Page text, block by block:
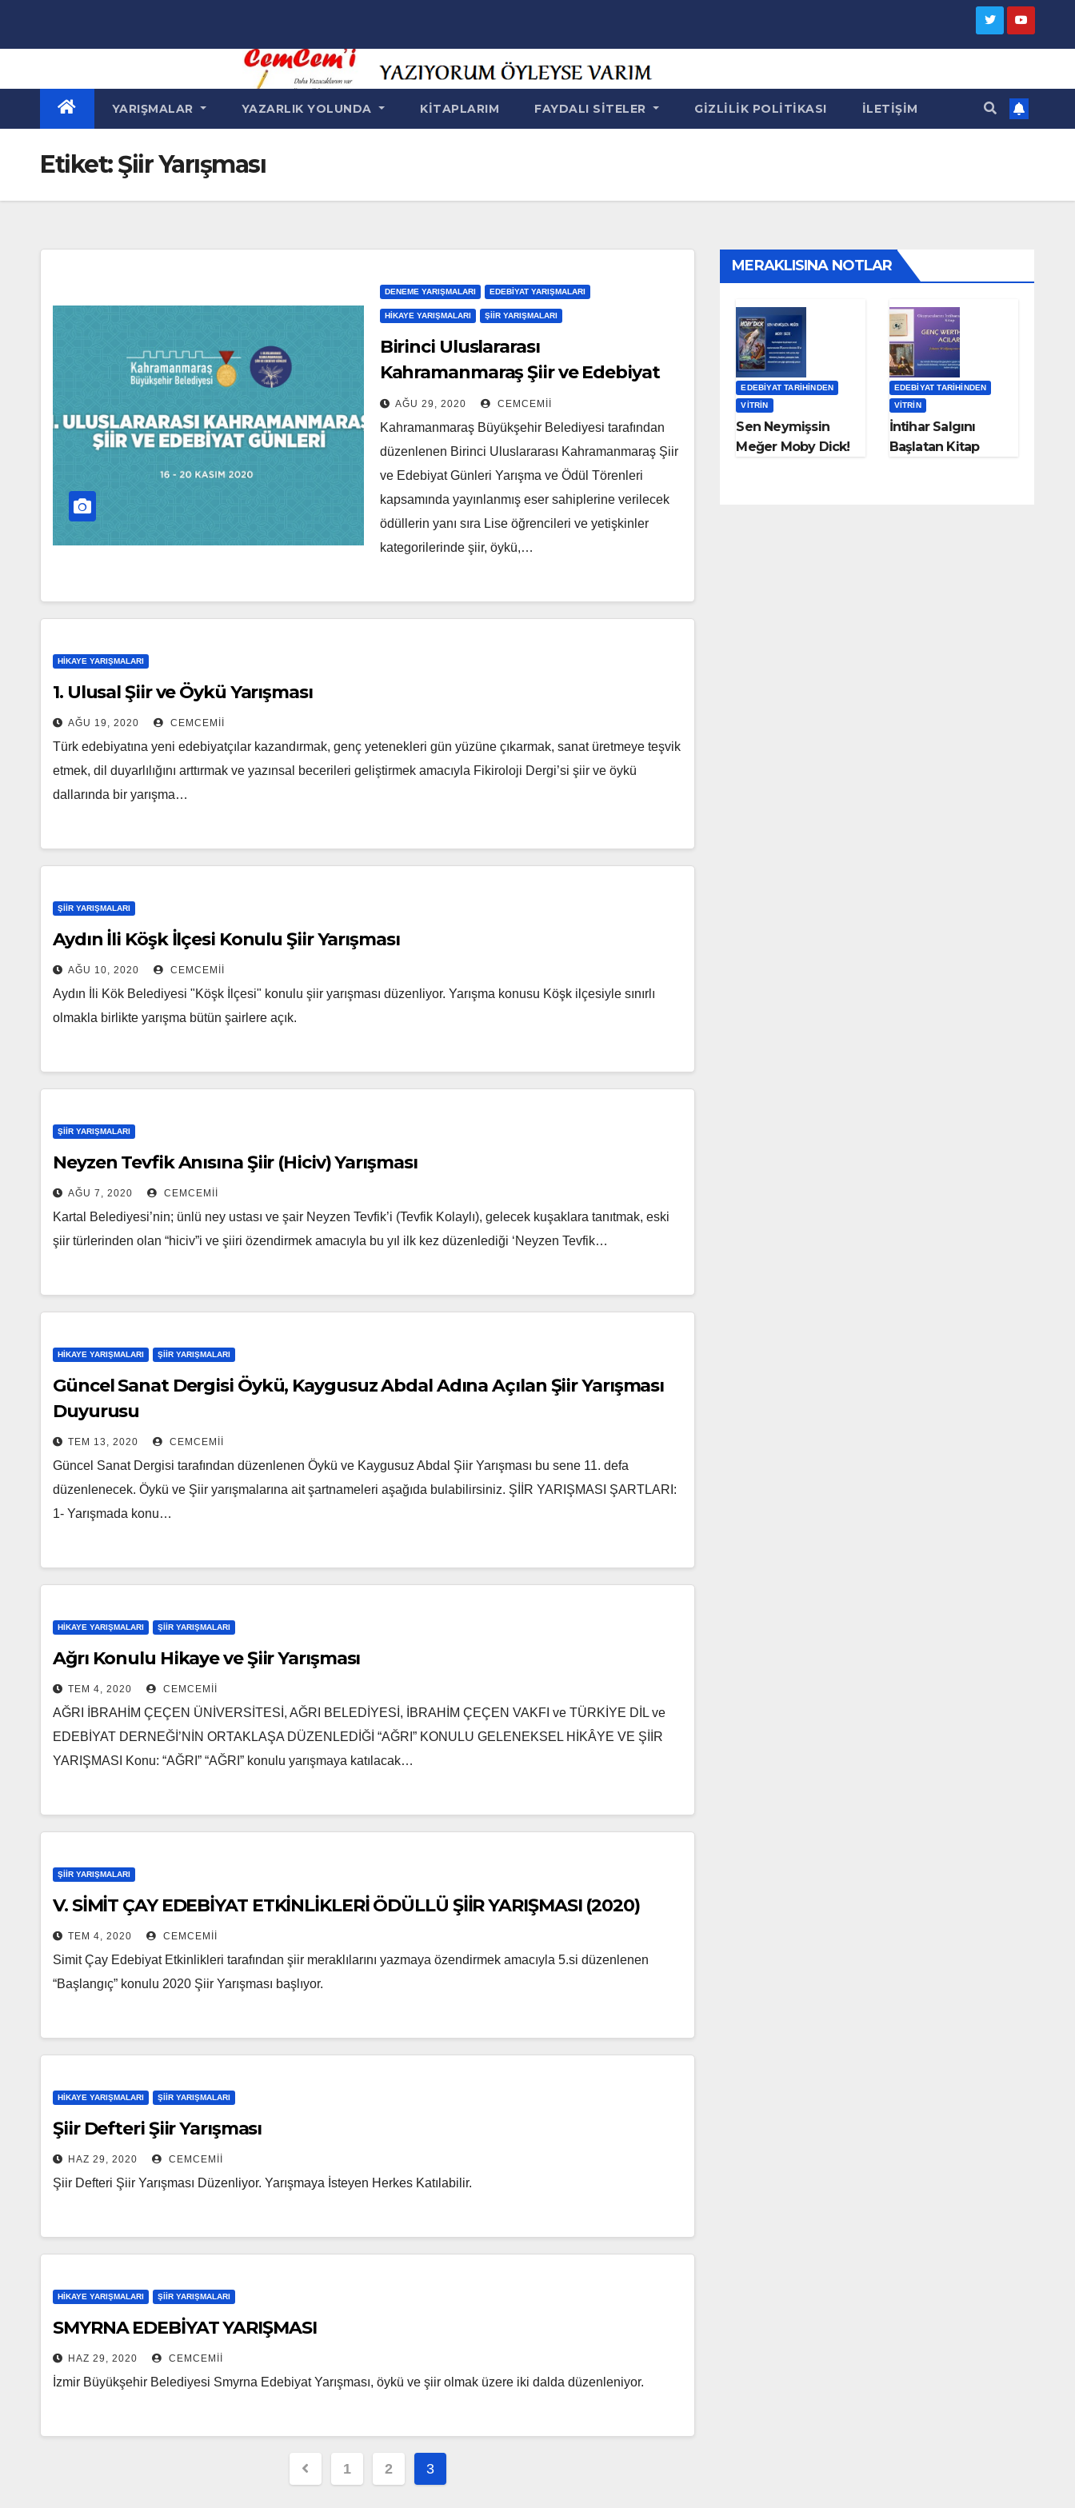
YARIŞMALAR YAZARLIK YOLUNDA KITAPLARIM FAYDALI SITELER GIZLILIK POLITIKASI İLETIŞIM
Etiket:Şiir Yarışması
DENEME YARIŞMALARI EDEBIYAT YARIŞMALARI
HIKAYE YARIŞMALARI ŞIIR YARIŞMALARI
Birinci Uluslararası
Kahramanmaraş Şiir ve Edebiyat
Günleri Yarışma ve Ödül Törenleri
AĞU 29, 2020 CEMCEMII
Kahramanmaraş Büyükşehir Belediyesi tarafından
düzenlenen Birinci Uluslararası Kahramanmaraş Şiir
ve Edebiyat Günleri Yarışma ve Ödül Törenleri
kapsamında yayınlanmış eser sahiplerine verilecek
ödüllerin yanı sıra Lise öğrencileri ve yetişkinler
kategorilerinde şiir, öykü,…
HIKAYE YARIŞMALARI
1. Ulusal Şiir ve Öykü Yarışması
AĞU 19, 2020 CEMCEMII
Türk edebiyatına yeni edebiyatçılar kazandırmak, genç yetenekleri gün yüzüne çıkarmak, sanat üretmeye teşvik
etmek, dil duyarlılığını arttırmak ve yazınsal becerileri geliştirmek amacıyla Fikiroloji Dergi’si şiir ve öykü
dallarında bir yarışma…
ŞIIR YARIŞMALARI
Aydın İli Köşk İlçesi Konulu Şiir Yarışması
AĞU 10, 2020 CEMCEMII
Aydın İli Kök Belediyesi "Köşk İlçesi" konulu şiir yarışması düzenliyor. Yarışma konusu Köşk ilçesiyle sınırlı
olmakla birlikte yarışma bütün şairlere açık.
ŞIIR YARIŞMALARI
Neyzen Tevfik Anısına Şiir (Hiciv) Yarışması
AĞU 7, 2020 CEMCEMII
Kartal Belediyesi’nin; ünlü ney ustası ve şair Neyzen Tevfik’i (Tevfik Kolaylı), gelecek kuşaklara tanıtmak, eski
şiir türlerinden olan “hiciv”i ve şiiri özendirmek amacıyla bu yıl ilk kez düzenlediği ‘Neyzen Tevfik…
HIKAYE YARIŞMALARI ŞIIR YARIŞMALARI
Güncel Sanat Dergisi Öykü, Kaygusuz Abdal Adına Açılan Şiir Yarışması
Duyurusu
TEM 13, 2020 CEMCEMII
Güncel Sanat Dergisi tarafından düzenlenen Öykü ve Kaygusuz Abdal Şiir Yarışması bu sene 11. defa
düzenlenecek. Öykü ve Şiir yarışmalarına ait şartnameleri aşağıda bulabilirsiniz. ŞİİR YARIŞMASI ŞARTLARI:
1- Yarışmada konu…
HIKAYE YARIŞMALARI ŞIIR YARIŞMALARI
Ağrı Konulu Hikaye ve Şiir Yarışması
TEM 4, 2020 CEMCEMII
AĞRI İBRAHİM ÇEÇEN ÜNİVERSİTESİ, AĞRI BELEDİYESİ, İBRAHİM ÇEÇEN VAKFI ve TÜRKİYE DİL ve
EDEBİYAT DERNEĞİ’NİN ORTAKLAŞA DÜZENLEDİĞİ “AĞRI” KONULU GELENEKSEL HİKÂYE VE ŞİİR
YARIŞMASI Konu: “AĞRI” “AĞRI” konulu yarışmaya katılacak…
ŞIIR YARIŞMALARI
V. SİMİT ÇAY EDEBİYAT ETKİNLİKLERİ ÖDÜLLÜ ŞİİR YARIŞMASI (2020)
TEM 4, 2020 CEMCEMII
Simit Çay Edebiyat Etkinlikleri tarafından şiir meraklılarını yazmaya özendirmek amacıyla 5.si düzenlenen
“Başlangıç” konulu 2020 Şiir Yarışması başlıyor.
HIKAYE YARIŞMALARI ŞIIR YARIŞMALARI
Şiir Defteri Şiir Yarışması
HAZ 29, 2020 CEMCEMII
Şiir Defteri Şiir Yarışması Düzenliyor. Yarışmaya İsteyen Herkes Katılabilir.
HIKAYE YARIŞMALARI ŞIIR YARIŞMALARI
SMYRNA EDEBİYAT YARIŞMASI
HAZ 29, 2020 CEMCEMII
İzmir Büyükşehir Belediyesi Smyrna Edebiyat Yarışması, öykü ve şiir olmak üzere iki dalda düzenleniyor.
Yazı
1 2 3
MERAKLISINA NOTLAR
EDEBIYAT TARIHINDEN
VITRIN
Sen Neymişsin
Meğer Moby Dick!
EDEBIYAT TARIHINDEN
VITRIN
İntihar Salgını
Başlatan Kitap